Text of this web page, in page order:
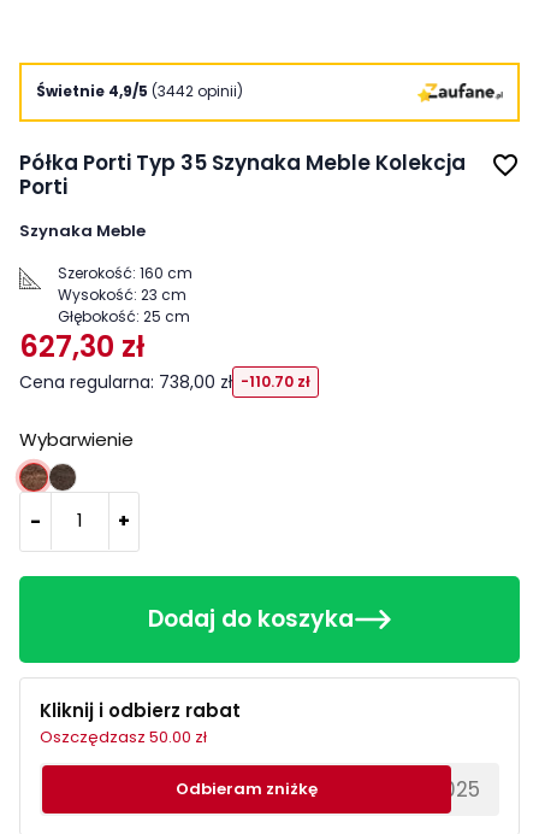
Świetnie 4,9/5 (3442 opinii)
Półka Porti Typ 35 Szynaka Meble Kolekcja
Porti
favorite_border
Szynaka Meble
Szerokość: 160 cm
Wysokość: 23 cm
Głębokość: 25 cm
627,30 zł
Cena regularna: 738,00 zł -110.70 zł
Wybarwienie
Dąb antyczny
Dąb czekoladowy
-
+
Dodaj do koszyka
Kliknij i odbierz rabat
Oszczędzasz 50.00 zł
********EWS2025
Odbieram zniżkę